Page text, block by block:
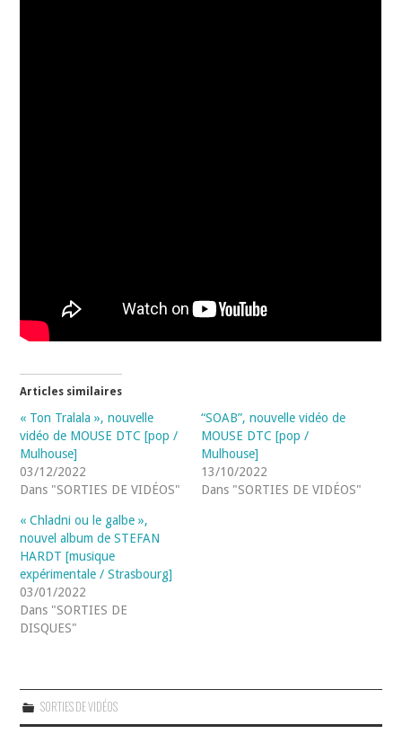
Articles similaires
« Ton Tralala », nouvelle
vidéo de MOUSE DTC [pop /
Mulhouse]
03/12/2022
Dans "SORTIES DE VIDÉOS"
“SOAB”, nouvelle vidéo de
MOUSE DTC [pop /
Mulhouse]
13/10/2022
Dans "SORTIES DE VIDÉOS"
« Chladni ou le galbe »,
nouvel album de STEFAN
HARDT [musique
expérimentale / Strasbourg]
03/01/2022
Dans "SORTIES DE
DISQUES"
SORTIES DE VIDÉOS